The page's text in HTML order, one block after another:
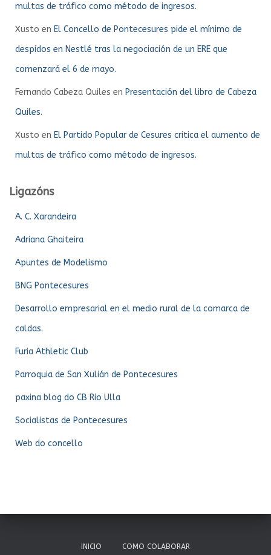
multas de tráfico como método de ingresos.
Xusto en El Concello de Pontecesures pide el mínimo de
despidos en Nestlé tras la negociación de un ERE que
comenzará el 6 de mayo.
Fernando Cabeza Quiles en Presentación del libro de Cabeza
Quiles.
Xusto en El Partido Popular de Cesures critica el aumento de
multas de tráfico como método de ingresos.
Ligazóns
A. C. Xarandeira
Adriana Ghaiteira
Apuntes de Modelismo
BNG Pontecesures
Desarrollo empresarial en el medio rural de la comarca de
caldas.
Furia Athletic Club
Parroquia de San Xulián de Pontecesures
paxina blog do CB Rio Ulla
Socialistas de Pontecesures
Web do concello
INICIO COMO COLABORAR